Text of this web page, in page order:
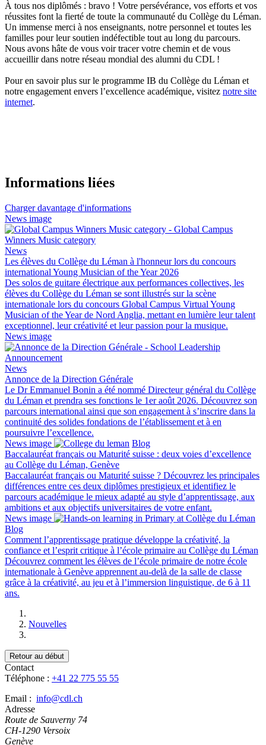
À tous nos diplômés : bravo ! Votre persévérance, vos efforts et vos
réussites font la fierté de toute la communauté du Collège du Léman.
Un immense merci à nos enseignants, notre personnel et toutes les
familles pour leur soutien indéfectible tout au long du parcours.
Nous avons hâte de vous voir tracer votre chemin et de vous
accueillir dans notre réseau mondial des alumni du CDL !
Pour en savoir plus sur le programme IB du Collège du Léman et
notre engagement envers l’excellence académique, visitez notre site
internet.
Informations liées
Charger davantage d'informations
News image
News
Les élèves du Collège du Léman à l'honneur lors du concours
international Young Musician of the Year 2026
Des solos de guitare électrique aux performances collectives, les
élèves du Collège du Léman se sont illustrés sur la scène
internationale lors du concours Global Campus Virtual Young
Musician of the Year de Nord Anglia, mettant en lumière leur talent
exceptionnel, leur créativité et leur passion pour la musique.
News image
News
Annonce de la Direction Générale
Le Dr Emmanuel Bonin a été nommé Directeur général du Collège
du Léman et prendra ses fonctions le 1er août 2026. Découvrez son
parcours international ainsi que son engagement à s’inscrire dans la
continuité des solides fondations de l’établissement et à en
poursuivre l’excellence.
News image
Blog
Baccalauréat français ou Maturité suisse : deux voies d’excellence
au Collège du Léman, Genève
Baccalauréat français ou Maturité suisse ? Découvrez les principales
différences entre ces deux diplômes prestigieux et identifiez le
parcours académique le mieux adapté au style d’apprentissage, aux
ambitions et aux objectifs universitaires de votre enfant.
News image
Blog
Comment l’apprentissage pratique développe la créativité, la
confiance et l’esprit critique à l’école primaire au Collège du Léman
Découvrez comment les élèves de l’école primaire de notre école
internationale à Genève apprennent au-delà de la salle de classe
grâce à la créativité, au jeu et à l’immersion linguistique, de 6 à 11
ans.
Nouvelles
Retour au début
Contact
Téléphone : +41 22 775 55 55
Email : info@cdl.ch
Adresse
Route de Sauverny 74
CH-1290 Versoix
Genève